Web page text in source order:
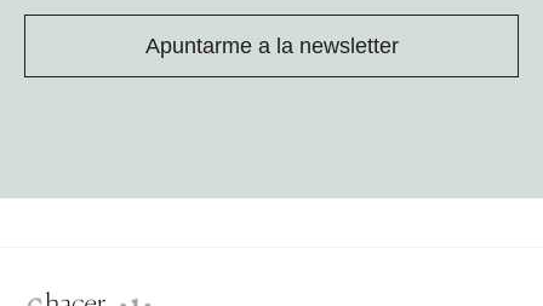
Apuntarme a la newsletter